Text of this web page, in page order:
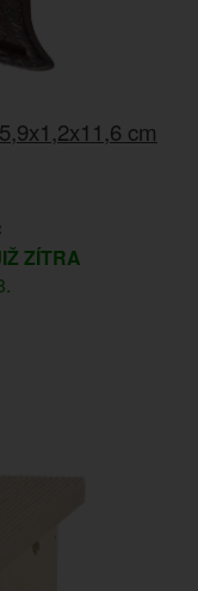
cm
ZÍTRA